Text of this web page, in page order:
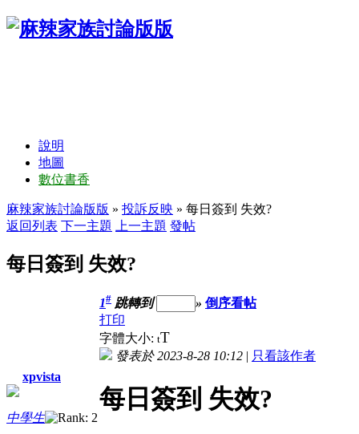
說明
地圖
數位書香
麻辣家族討論版版 » 投訴反映 » 每日簽到 失效?
返回列表 下一主題 上一主題 發帖
每日簽到 失效?
xpvista
中學生
1# 跳轉到 » 倒序看帖
打印
字體大小: tT
發表於 2023-8-28 10:12 | 只看該作者
每日簽到 失效?